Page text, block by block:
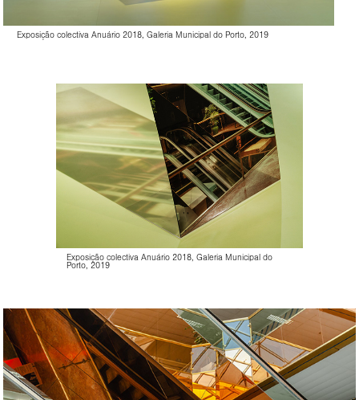
Exposição colectiva Anuário 2018, Galeria Municipal do Porto, 2019
Exposição colectiva Anuário 2018, Galeria Municipal do
Porto, 2019